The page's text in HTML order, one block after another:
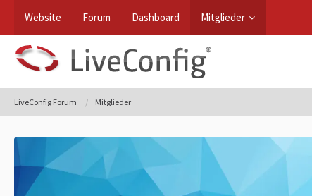
Website Forum Dashboard Mitglieder
LiveConfig Forum Mitglieder